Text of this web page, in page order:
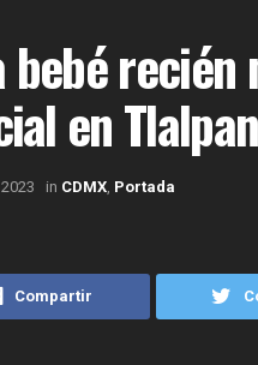
bebé
en Tlalpan
in CDMX Portada
Compartir